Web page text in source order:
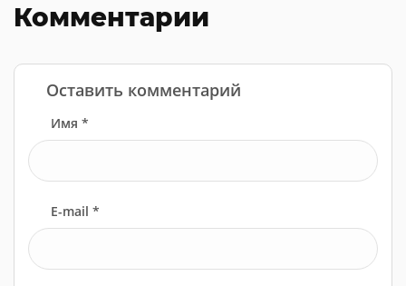
Комментарии
Оставить комментарий
Имя *
E-mail *